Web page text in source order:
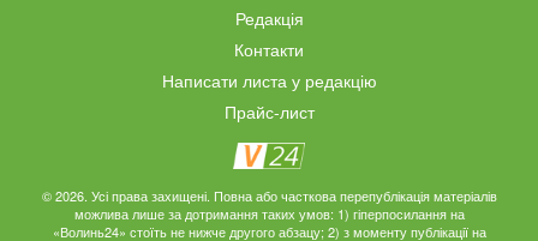
кого це стосується
Що категорично заборонено робити на Яблучний
Спас: повний перелік
Водіїв в Україні можуть оштрафувати на 1190 гривень
На Волині рясно ростуть маслюки: показали
місце, де шукати гриби
17:38
Деякі продукти можуть зникнути з полиць магазинів:
Редакція
Контакти
Написати листа у редакцію
Прайс-лист
© 2026. Усі права захищені. Повна або часткова перепублікація матеріалів
можлива лише за дотримання таких умов: 1) гіперпосилання на
«Волинь24» стоїть не нижче другого абзацу; 2) з моменту публікації на